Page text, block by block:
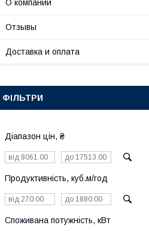
О компании
Отзывы
Доставка и оплата
ФІЛЬТРИ
Діапазон цін, ₴
Продуктивність, куб.м/год
Споживана потужність, кВт